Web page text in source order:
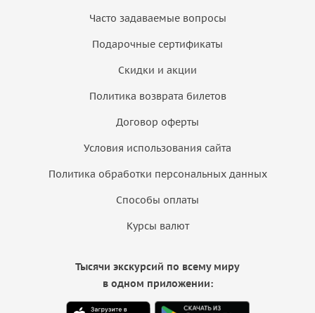
Часто задаваемые вопросы
Подарочные сертификаты
Скидки и акции
Политика возврата билетов
Договор оферты
Условия использования сайта
Политика обработки персональных данных
Способы оплаты
Курсы валют
Тысячи экскурсий по всему миру
в одном приложении: